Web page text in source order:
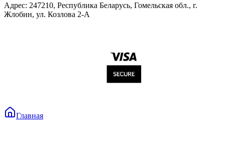
Адрес: 247210, Республика Беларусь, Гомельская обл., г.
Жлобин, ул. Козлова 2-А
Главная